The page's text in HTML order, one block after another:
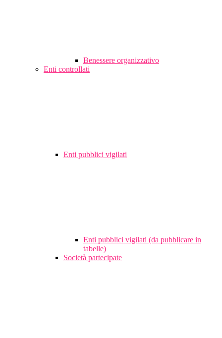
Benessere organizzativo
Enti controllati
Enti pubblici vigilati
Enti pubblici vigilati (da pubblicare in
tabelle)
Società partecipate